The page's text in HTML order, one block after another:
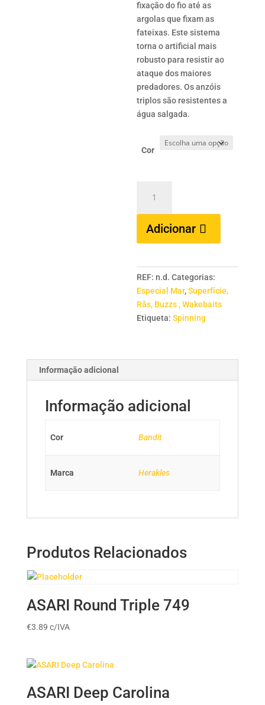
fixação do fio até as
argolas que fixam as
fateixas. Este sistema
torna o artificial mais
robusto para resistir ao
ataque dos maiores
predadores. Os anzóis
triplos são resistentes a
água salgada.
Cor
HERAKLES
Hi-
Pop
Adicionar
REF:n.d. Categorias:
Especial Mar,Superfície,
Rãs, Buzzs , Wakebaits
Etiqueta:Spinning
Informação adicional
Informação adicional
Cor Bandit
Marca Herakles
Produtos Relacionados
ASARI Round Triple 749
€3.89 c/IVA
ASARI Deep Carolina